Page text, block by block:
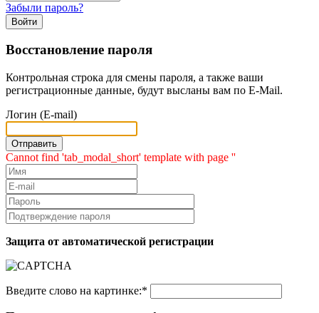
Забыли пароль?
Войти
Восстановление пароля
Контрольная строка для смены пароля, а также ваши
регистрационные данные, будут высланы вам по E-Mail.
Логин (E-mail)
Cannot find 'tab_modal_short' template with page ''
Защита от автоматической регистрации
Введите слово на картинке:*